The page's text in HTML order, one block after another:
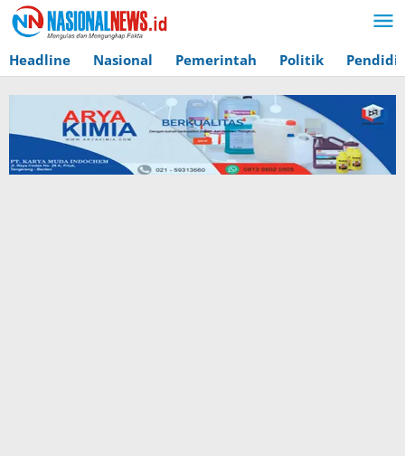
Lewati
ke
konten
Headline Nasional Pemerintah Politik